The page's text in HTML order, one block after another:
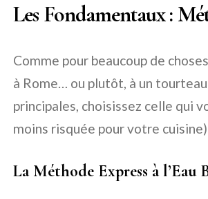
Les Fondamentaux :
Comme pour beaucoup de
à Rome… ou plutôt, à un
principales, choisissez celle qui
moins risquée pour votre
La Méthode Express à